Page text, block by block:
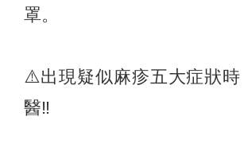
罩。
⚠️出現疑似麻疹五大症狀時
醫‼️